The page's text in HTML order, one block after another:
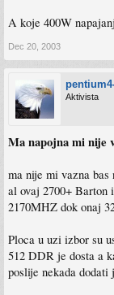
A koje 400W
Dec 20, 2003
Aktivista
Ma napojna mi nije
ma nije mi vazna
al ovaj 2700+ Barton
2170MHZ dok onaj
Ploca u uzi izbor su
512 DDR je dosta a
poslije nekada dodati